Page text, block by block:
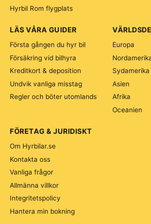
Hyrbil Rom flygplats
Europa
Sydamerika
Asien
Afrika
Oceanien
LÄS VÅRA GUIDER
Första gången du hyr bil
Försäkring vid bilhyra
Kreditkort & deposition
Undvik vanliga misstag
Regler och böter utomlands
FÖRETAG & JURIDISKT
Om Hyrbilar.se
Kontakta oss
Vanliga frågor
Allmänna villkor
Integritetspolicy
Hantera min bokning